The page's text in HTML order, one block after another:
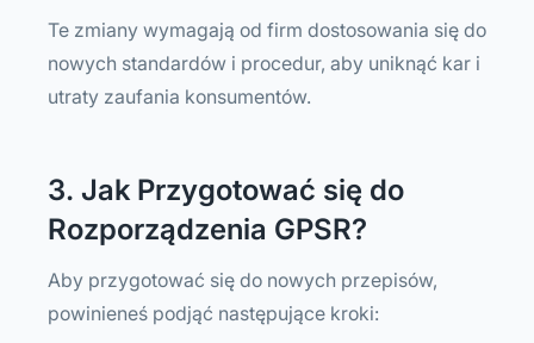
Te zmiany wymagają od firm dostosowania się do
nowych standardów i procedur, aby uniknąć kar i
utraty zaufania konsumentów.
3. Jak Przygotować się do
Rozporządzenia GPSR?
Aby przygotować się do nowych przepisów,
powinieneś podjąć następujące kroki: